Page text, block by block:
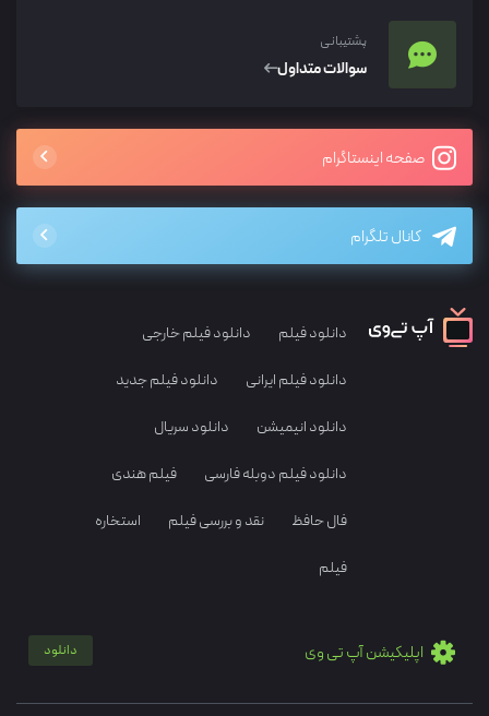
پشتیبانی
سوالات متداول
صفحه اینستاگرام
کانال تلگرام
دانلود فیلم دانلود فیلم خارجی
دانلود فیلم ایرانی دانلود فیلم جدید
دانلود انیمیشن دانلود سریال
دانلود فیلم دوبله فارسی فیلم هندی
فال حافظ نقد و بررسی فیلم استخاره
فیلم
اپلیکیشن آپ تی وی دانلود